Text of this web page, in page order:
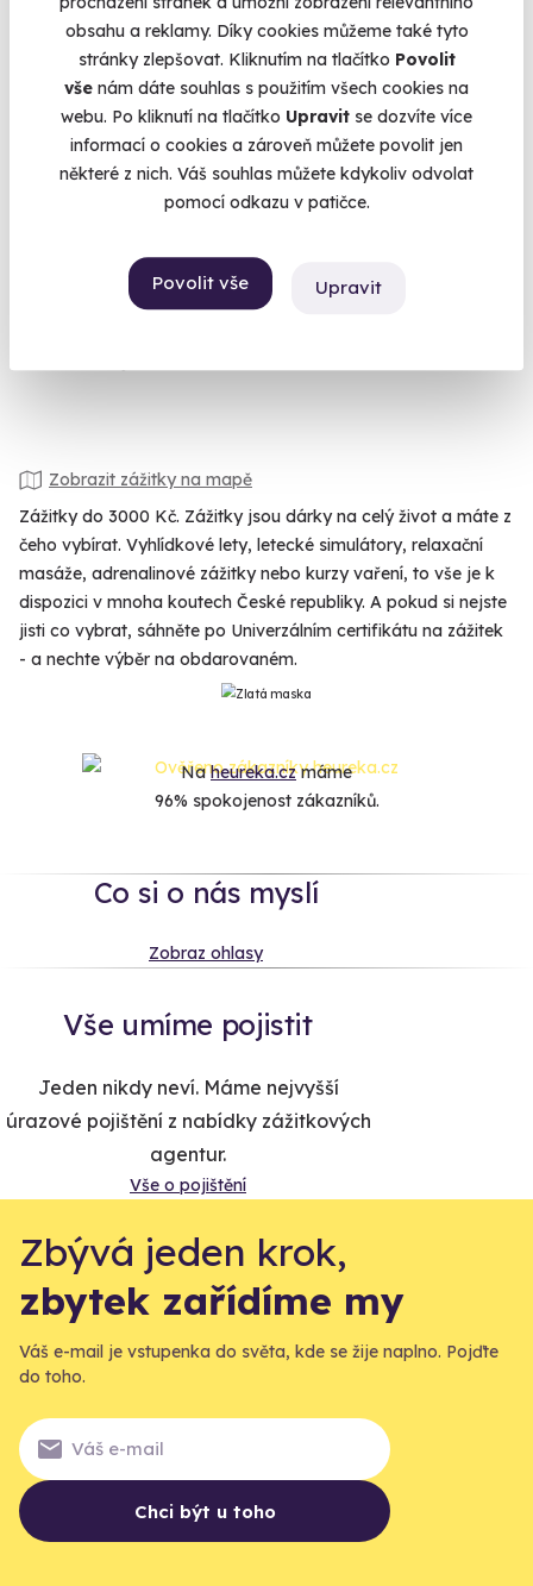
obsahu a reklamy. Díky cookies můžeme také tyto
stránky zlepšovat. Kliknutím na tlačítko Povolit
vše nám dáte souhlas s použitím všech cookies na
webu. Po kliknutí na tlačítko Upravit se dozvíte více
informací o cookies a zároveň můžete povolit jen
některé z nich. Váš souhlas můžete kdykoliv odvolat
pomocí odkazu v patičce.
Povolit vše Upravit
9.6
Zážitková střelba: Malorážky - 9 zbraní
Velká Bíteš (okres Žďár nad Sázavou)
(+ 27 dalších lokalit)
Zobrazit zážitky na mapě
Zážitky do 3000 Kč. Zážitky jsou dárky na celý život a máte z
čeho vybírat. Vyhlídkové lety, letecké simulátory, relaxační
masáže, adrenalinové zážitky nebo kurzy vaření, to vše je k
dispozici v mnoha koutech České republiky. A pokud si nejste
jisti co vybrat, sáhněte po Univerzálním certifikátu na zážitek
- a nechte výběr na obdarovaném.
Naheureka.czmáme
96% spokojenost zákazníků.
Co si o nás myslí
Zobraz ohlasy
Vše umíme pojistit
Jeden nikdy neví. Máme nejvyšší
úrazové pojištění z nabídky zážitkových
agentur.
Vše o pojištění
Zbývá jeden krok,
zbytek zařídíme my
Váš e-mail je vstupenka do světa, kde se žije naplno. Pojďte
do toho.
Chci být u toho